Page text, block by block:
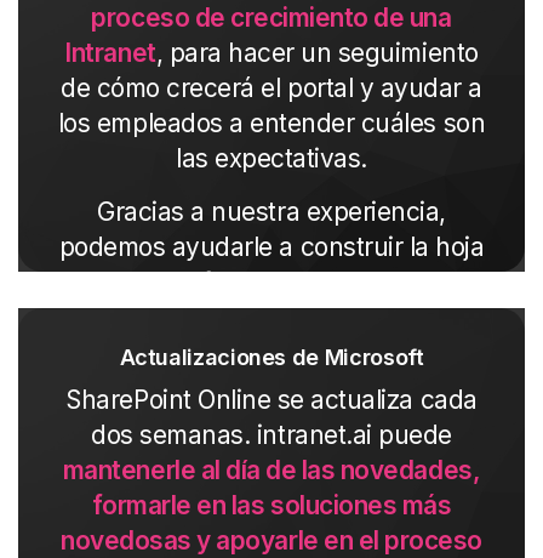
proceso de crecimiento de una
Intranet, para hacer un seguimiento
de cómo crecerá el portal y ayudar a
los empleados a entender cuáles son
las expectativas.
Gracias a nuestra experiencia,
podemos ayudarle a construir la hoja
de ruta perfecta para su proyecto.
Actualizaciones de Microsoft
SharePoint Online se actualiza cada
dos semanas. intranet.ai puede
mantenerle al día de las novedades,
formarle en las soluciones más
novedosas y apoyarle en el proceso